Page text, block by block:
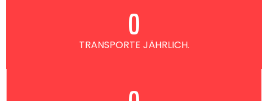
TRANSPORTE JÄHRLICH.
0